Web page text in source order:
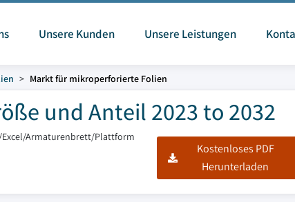
Unsere Kunden Unsere Leistungen
Markt für mikroperforierte Folien
und Anteil 2023 to 2032
Excel/Armaturenbrett/Plattform
Kostenloses PDF
Herunterladen